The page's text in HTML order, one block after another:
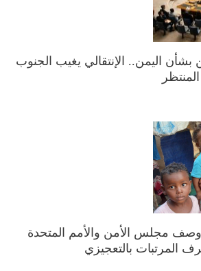
اليمن.. الإنتقالي يغيب الجنوب
مجلس الأمن والأمم المتحدة
المرتبات بالتعجيزي